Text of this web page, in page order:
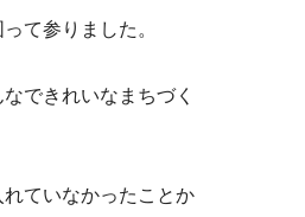
て参りました。
できれいなまちづく
ていなかったことか